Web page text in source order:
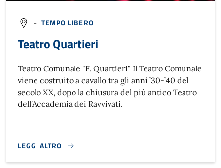
- TEMPO LIBERO
Teatro Quartieri
Teatro Comunale "F. Quartieri" Il Teatro Comunale
viene costruito a cavallo tra gli anni ’30-’40 del
secolo XX, dopo la chiusura del più antico Teatro
dell’Accademia dei Ravvivati.
LEGGI ALTRO
}